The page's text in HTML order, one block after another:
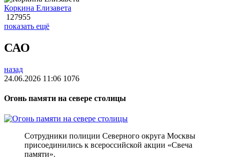
Коркина Елизавета
127955
показать ещё
САО
назад
24.06.2026 11:06 1076
Огонь памяти на севере столицы
Сотрудники полиции Северного округа Москвы
присоединились к всероссийской акции «Свеча
памяти».